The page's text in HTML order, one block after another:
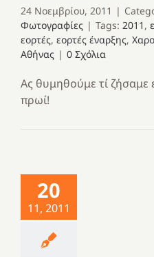
24 Νοεμβρίου, 2011 |
Φωτογραφίες | Tags: 2011 ,
εορτές, εορτές έναρξης,
Αθήνας | 0 Σχόλια
Ας θυμηθούμε τί ζήσαμε
πρωί!
20
11, 2011